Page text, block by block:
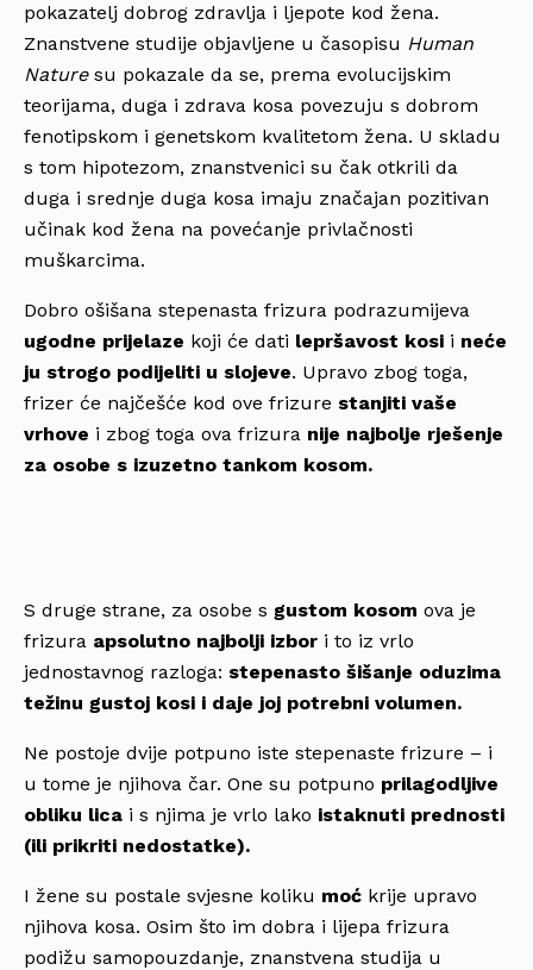
pokazatelj dobrog zdravlja i ljepote kod žena.
Znanstvene studije objavljene u časopisu Human
Naturesu pokazale da se, prema evolucijskim
teorijama, duga i zdrava kosa povezuju s dobrom
fenotipskom i genetskom kvalitetom žena. U skladu
s tom hipotezom, znanstvenici su čak otkrili da
duga i srednje duga kosa imaju značajan pozitivan
učinak kod žena na povećanje privlačnosti
muškarcima.
Dobro ošišana stepenasta frizura podrazumijeva
ugodne prijelaze koji će dati lepršavost kosi i neće
ju strogo podijeliti u slojeve. Upravo zbog toga,
frizer će najčešće kod ove frizure stanjiti vaše
vrhove i zbog toga ova frizura nije najbolje rješenje
za osobe s izuzetno tankom kosom.
S druge strane, za osobe s gustom kosom ova je
frizura apsolutno najbolji izbor i to iz vrlo
jednostavnog razloga: stepenasto šišanje oduzima
težinu gustoj kosi i daje joj potrebni volumen.
Ne postoje dvije potpuno iste stepenaste frizure – i
u tome je njihova čar. One su potpuno prilagodljive
obliku lica i s njima je vrlo lako istaknuti prednosti
(ili prikriti nedostatke).
I žene su postale svjesne koliku moć krije upravo
njihova kosa. Osim što im dobra i lijepa frizura
podižu samopouzdanje, znanstvena studija u